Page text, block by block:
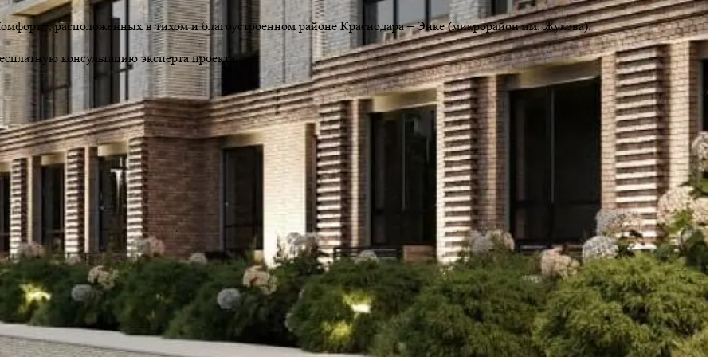
расположенных в тихом и благоустроенном районе Краснодара – Энке (микрорайон им. Жукова).
консультацию эксперта проекта.